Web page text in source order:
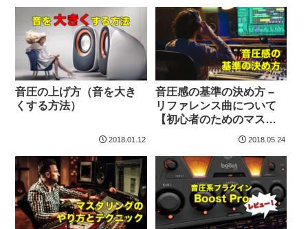
音圧の上げ方（音を大き
くする方法）
2018.01.12
音圧感の基準の決め方 –
リファレンス曲について
【初心者のためのマスタ
2018.05.24